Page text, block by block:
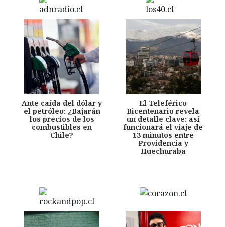
Ante caída del dólar y
el petróleo: ¿Bajarán
los precios de los
combustibles en
Chile?
El Teleférico
Bicentenario revela
un detalle clave: así
funcionará el viaje de
13 minutos entre
Providencia y
Huechuraba